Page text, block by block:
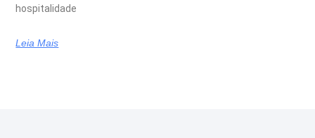
hospitalidade
Leia Mais